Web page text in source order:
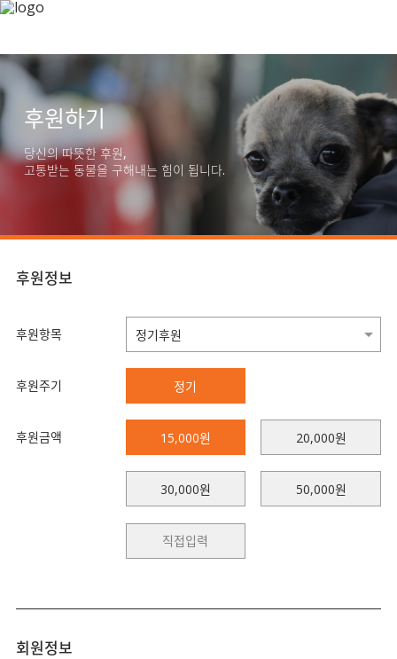
후원하기
당신의 따뜻한 후원,
고통받는 동물을 구해내는 힘이 됩니다.
후원정보
후원항목
후원주기 정기
후원금액 15,000원 20,000원
30,000원 50,000원
회원정보